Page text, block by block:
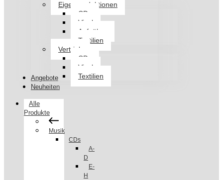
Eigenproduktionen
CDs
Vinyl
Aufnäher
Textilien
Vertrieb
CDs
Vinyl
Textilien
Angebote
Neuheiten
Alle
Produkte
Musik
CDs
A-
D
E-
H